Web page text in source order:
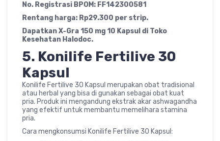
No. Registrasi BPOM: FF142300581
Rentang harga: Rp29.300 per strip.
Dapatkan X-Gra 150 mg 10 Kapsul di Toko
Kesehatan Halodoc.
5. Konilife Fertilive 30
Kapsul
Konilife Fertilive 30 Kapsul merupakan obat tradisional
atau herbal yang bisa di gunakan sebagai obat kuat
pria. Produk ini mengandung ekstrak akar ashwagandha
yang efektif untuk membantu memelihara stamina
pria.
Cara mengkonsumsi Konilife Fertilive 30 Kapsul: